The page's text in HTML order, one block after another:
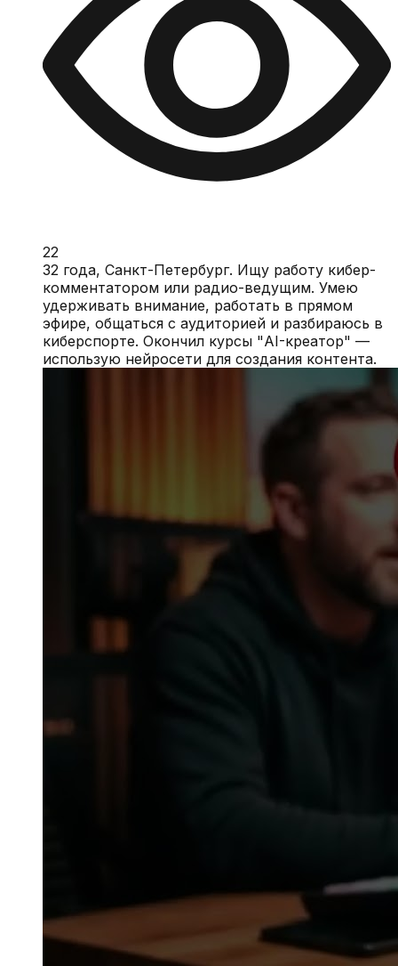
22
32 года, Санкт-Петербург. Ищу работу кибер-
комментатором или радио-ведущим. Умею
удерживать внимание, работать в прямом
эфире, общаться с аудиторией и разбираюсь в
киберспорте. Окончил курсы "AI-креатор" —
использую нейросети для создания контента.